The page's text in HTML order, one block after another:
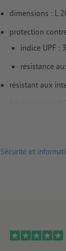
dimensions : L
protection
indice UPF :
résistance
résistant aux
Sécurité et